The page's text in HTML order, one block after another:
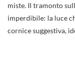
miste. Il tramonto
imperdibile: la luce
cornice suggestiva,